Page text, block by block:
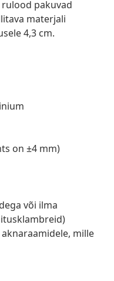
pakuvad
materjali
4,3 cm.
on ±4 mm)
või ilma
mille